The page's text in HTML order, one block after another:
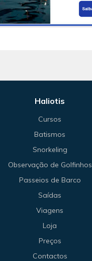
Haliotis
Cursos
Batismos
Snorkeling
Observação de Golfinhos
Passeios de Barco
Saídas
Viagens
Loja
Preços
Contactos